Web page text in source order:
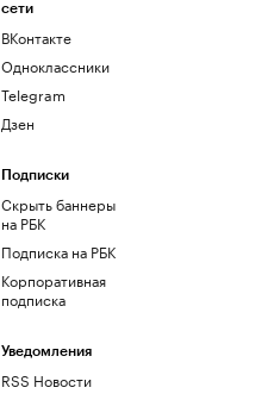
сети
ВКонтакте
Одноклассники
Telegram
Дзен
Подписки
Скрыть баннеры
на РБК
Подписка на РБК
Корпоративная
подписка
Уведомления
RSS Новости